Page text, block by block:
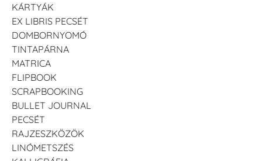
KÁRTYÁK
EX LIBRIS PECSÉT
DOMBORNYOMÓ
TINTAPÁRNA
MATRICA
FLIPBOOK
SCRAPBOOKING
BULLET JOURNAL
PECSÉT
RAJZESZKÖZÖK
LINÓMETSZÉS